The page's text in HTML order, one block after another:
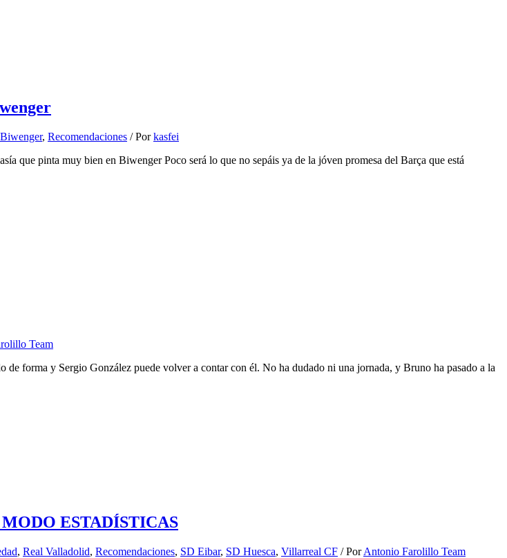
, Recomendaciones / Porkasfei
que pinta muy bien en Biwenger Poco será lo que no sepáis ya de la jóven promesa del Barça que está
Team
forma y Sergio González puede volver a contar con él. No ha dudado ni una jornada, y Bruno ha pasado a la
ESTADÍSTICAS
, Real Valladolid, Recomendaciones, SD Eibar, SD Huesca, Villarreal CF / PorAntonio Farolillo Team